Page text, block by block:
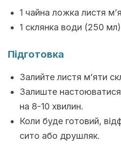
1 чайна ложка листя
1 склянка води (250 мл)
Підготовка
Залийте листя м’яти
Залиште
на 8-10 хвилин.
Коли буде готовий,
сито або друшляк.